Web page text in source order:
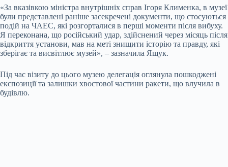
«За вказівкою міністра внутрішніх справ Ігоря Клименка, в музеї
були представлені раніше засекречені документи, що стосуються
подій на ЧАЕС, які розгорталися в перші моменти після вибуху.
Я переконана, що російський удар, здійснений через місяць після
відкриття установи, мав на меті знищити історію та правду, які
зберігає та висвітлює музей», – зазначила Ящук.
Під час візиту до цього музею делегація оглянула пошкоджені
експозиції та залишки хвостової частини ракети, що влучила в
будівлю.